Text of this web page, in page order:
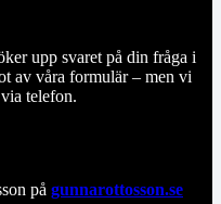
upp svaret på din fråga i
av våra formulär – men vi
telefon.
på gunnarottosson.se